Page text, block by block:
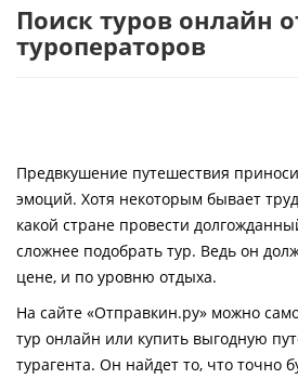
Горящие туры
Страны
Как купить
Контакты
Поиск туров онлайн
туроператоров
Предвкушение путешествия
эмоций. Хотя некоторым бывает
какой стране провести
сложнее подобрать тур. Ведь он
цене, и по уровню отдыха.
На сайте «Отправкин.ру» можно
тур онлайн или купить выгодную
турагента. Он найдет то, что точно